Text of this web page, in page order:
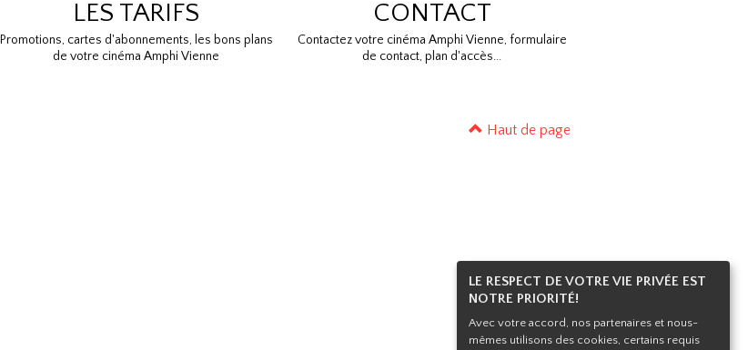
LE RESPECT DE VOTRE VIE PRIVÉE EST
NOTRE PRIORITÉ!
Avec votre accord, nos partenaires et nous-
mêmes utilisons des cookies, certains requis
LES TARIFS
Promotions, cartes d'abonnements, les bons plans
de votre cinéma Amphi Vienne
CONTACT
Contactez votre cinéma Amphi Vienne, formulaire
de contact, plan d'accès...
Haut de page